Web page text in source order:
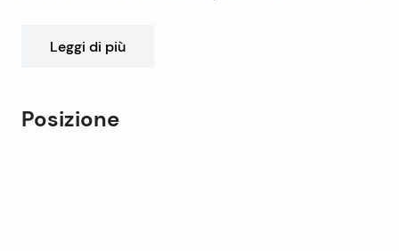
noleggio turistico, al piano inferiore ci sono due
appartamento con una camera da letto con cucina,
Leggi di più
Posizione